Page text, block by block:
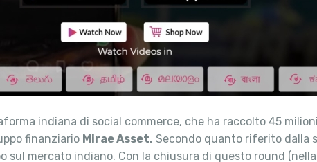
indiana di social commerce, che ha raccolto 45
finanziario Mirae Asset. Secondo quanto riferito dalla
mercato indiano. Con la chiusura di questo round